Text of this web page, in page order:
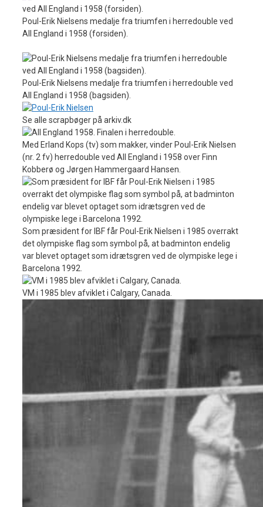
Poul-Erik Nielsens medalje fra triumfen i herredouble ved
All England i 1958 (forsiden).
Poul-Erik Nielsens medalje fra triumfen i herredouble ved
All England i 1958 (bagsiden).
Se alle scrapbøger på arkiv.dk
Med Erland Kops (tv) som makker, vinder Poul-Erik Nielsen
(nr. 2 fv) herredouble ved All England i 1958 over Finn
Kobberø og Jørgen Hammergaard Hansen.
Som præsident for IBF får Poul-Erik Nielsen i 1985 overrakt
det olympiske flag som symbol på, at badminton endelig
var blevet optaget som idrætsgren ved de olympiske lege i
Barcelona 1992.
VM i 1985 blev afviklet i Calgary, Canada.